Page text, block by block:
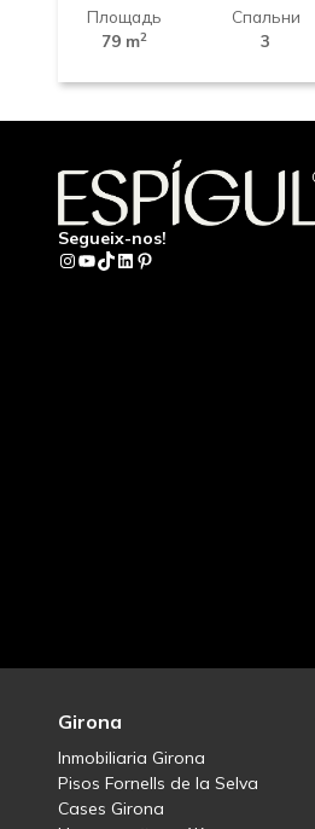
Площадь
79 m2
Спальни
3
Segueix-nos!
Instagram
YouTube
TikTok
LinkedIn
Pinterest
Girona
Inmobiliaria Girona
Pisos Fornells de la Selva
Cases Girona